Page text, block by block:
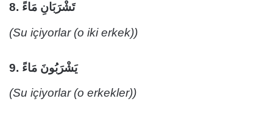
8. تَشْرَبَانِ مَاءً
(Su içiyorlar (o iki erkek))
9. يَشْرَبُونَ مَاءً
(Su içiyorlar (o erkekler))